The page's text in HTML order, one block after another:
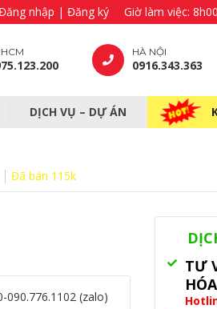
nhập | Đăng ký Giờ làm việc:
HÀ NỘI
0916.343.363
DỊCH VỤ – DỰ ÁN
Đã bán 115k
090.776.1102 (zalo)
TƯ
HÓA